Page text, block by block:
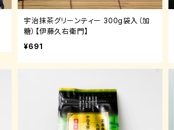
宇治抹茶グリーンティー 300g袋入（加
糖）【伊藤久右衛門】
¥691